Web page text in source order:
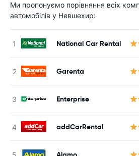
Ми пропонуємо порівняння всіх
автомобілів у Невшехир:
National Car Rental
Garenta
Enterprise
addCarRental